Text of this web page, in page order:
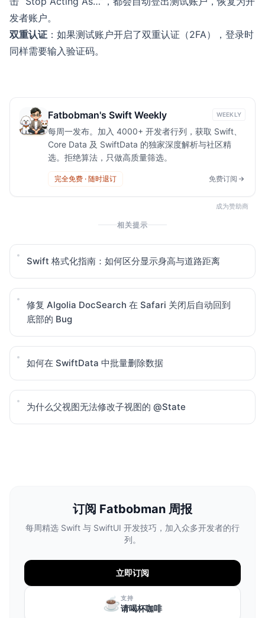
发者账户。
双重认证 ：如果测试账户开启了双重认证（2FA），登录时
同样需要输入验证码。
Fatbobman's Swift Weekly WEEKLY
每周一发布。加入 4000+ 开发者行列，获取 Swift、
Core Data 及 SwiftData 的独家深度解析与社区精
选。拒绝算法，只做高质量筛选。
完全免费 · 随时退订 免费订阅
成为赞助商
相关提示
Swift 格式化指南：如何区分显示身高与道路距离
修复 Algolia DocSearch 在 Safari 关闭后自动回到
底部的 Bug
如何在 SwiftData 中批量删除数据
为什么父视图无法修改子视图的 @State
订阅 Fatbobman 周报
每周精选 Swift 与 SwiftUI 开发技巧，加入众多开发者的行
列。
立即订阅
☕️支持
请喝杯咖啡